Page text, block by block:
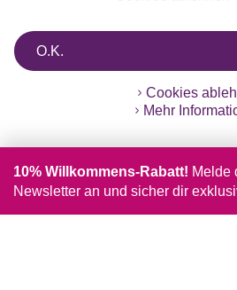
O.K.
Cookies
Mehr
10% Willkommens-Rabatt! Melde
Newsletter an und sicher dir